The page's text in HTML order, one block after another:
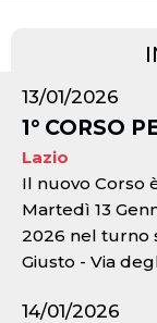
13/01/2026
1° CORSO
Lazio
Il nuovo Corso
Martedì 13
2026 nel turno
Giusto - Via
14/01/2026